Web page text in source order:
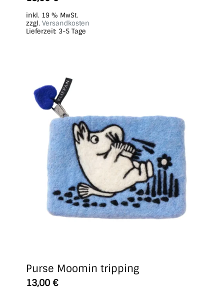
inkl. 19 % MwSt.
zzgl. Versandkosten
Lieferzeit: 3-5 Tage
Purse Moomin tripping
13,00 €